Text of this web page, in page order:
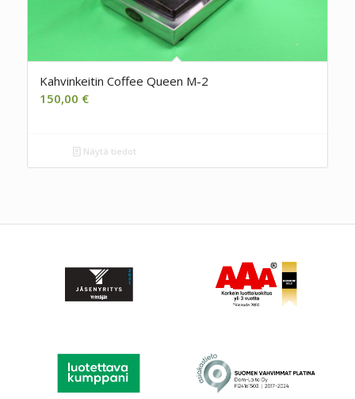
Kahvinkeitin Coffee Queen M-2
150,00 €
Näytä tiedot